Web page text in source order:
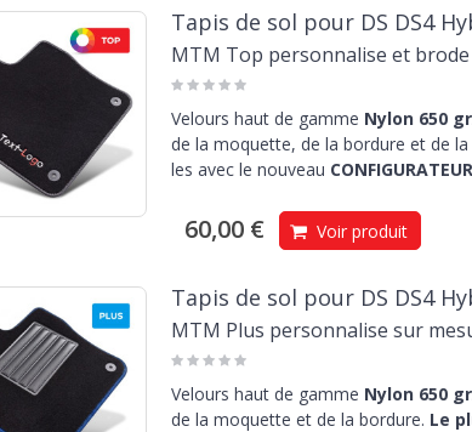
Tapis de sol pour DS DS4
MTM Top personnalise et
Velours haut de gamme Nylon 650
de la moquette, de la bordure et de
les avec le nouveau CONFIGURATEUR
60,00 € Voir produit
Tapis de sol pour DS DS4
MTM Plus personnalise sur
Velours haut de gamme Nylon 650
de la moquette et de la bordure. Le